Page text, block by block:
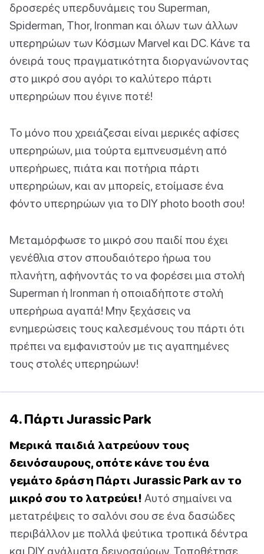
δροσερές υπερδυνάμεις του Superman,
Spiderman, Thor, Ironman και όλων των άλλων
υπερηρώων των Κόσμων Marvel και DC. Κάνε τα
όνειρά τους πραγματικότητα διοργανώνοντας
στο μικρό σου αγόρι το καλύτερο πάρτι
υπερηρώων που έγινε ποτέ!
Το μόνο που χρειάζεσαι είναι μερικές αφίσες
υπερηρώων, μια τούρτα εμπνευσμένη από
υπερήρωες, πιάτα και ποτήρια πάρτι
υπερηρώων, και αν μπορείς, ετοίμασε ένα
φόντο υπερηρώων για το DIY photo booth σου!
Μεταμόρφωσε το μικρό σου παιδί που έχει
γενέθλια στον σπουδαιότερο ήρωα του
πλανήτη, αφήνοντάς το να φορέσει μια στολή
Superman ή Ironman ή οποιαδήποτε στολή
υπερήρωα αγαπά! Μην ξεχάσεις να
ενημερώσεις τους καλεσμένους του πάρτι ότι
πρέπει να εμφανιστούν με τις αγαπημένες
τους στολές υπερηρώων!
4. Πάρτι Jurassic Park
Μερικά παιδιά λατρεύουν τους
δεινόσαυρους, οπότε κάνε του ένα
γεμάτο δράση Πάρτι Jurassic Park αν το
μικρό σου το λατρεύει! Αυτό σημαίνει να
μετατρέψεις το σαλόνι σου σε ένα δασώδες
περιβάλλον με πολλά ψεύτικα τροπικά δέντρα
και DIY αγάλματα δεινοσαύρων. Τοποθέτησε